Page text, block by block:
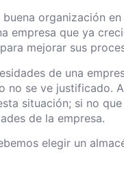
organización
empresa que ya
mejorar sus
de una
no se ve justificado.
situación; si no
de la empresa.
elegir un